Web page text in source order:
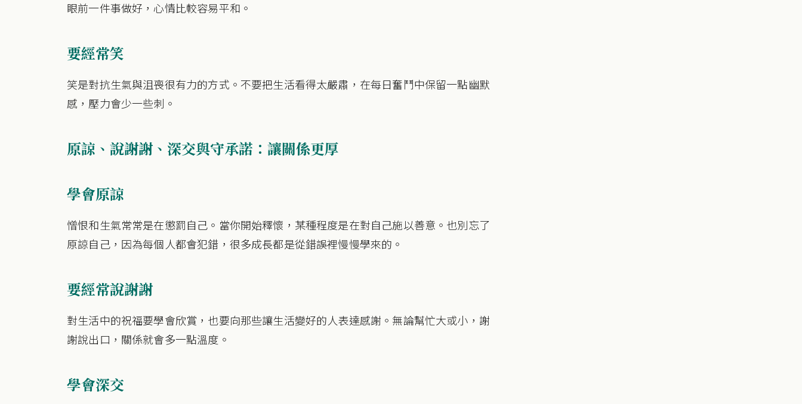
眼前一件事做好，心情比較容易平和。
要經常笑
笑是對抗生氣與沮喪很有力的方式。不要把生活看得太嚴肅，在每日奮鬥中保留一點幽默
感，壓力會少一些刺。
原諒、說謝謝、深交與守承諾：讓關係更厚
學會原諒
憎恨和生氣常常是在懲罰自己。當你開始釋懷，某種程度是在對自己施以善意。也別忘了
原諒自己，因為每個人都會犯錯，很多成長都是從錯誤裡慢慢學來的。
要經常說謝謝
對生活中的祝福要學會欣賞，也要向那些讓生活變好的人表達感謝。無論幫忙大或小，謝
謝說出口，關係就會多一點溫度。
學會深交